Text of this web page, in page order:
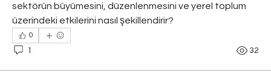
sektörün büyümesini, düzenlenmesini ve yerel toplum
üzerindeki etkilerini nasıl şekillendirir?
0
1 32